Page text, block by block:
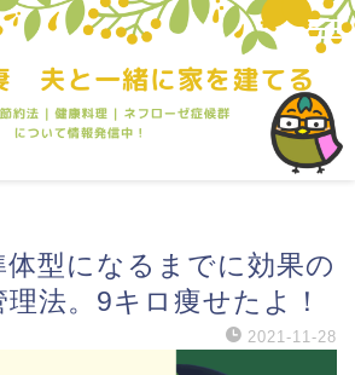
体型になるまでに効果の
法。9キロ痩せたよ！
2021-11-28